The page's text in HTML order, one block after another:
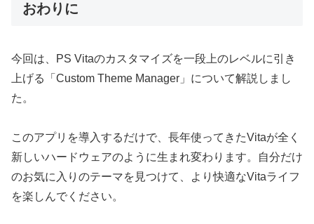
おわりに
今回は、PS Vitaのカスタマイズを一段上のレベルに引き
上げる「Custom Theme Manager」について解説しまし
た。
このアプリを導入するだけで、長年使ってきたVitaが全く
新しいハードウェアのように生まれ変わります。自分だけ
のお気に入りのテーマを見つけて、より快適なVitaライフ
を楽しんでください。